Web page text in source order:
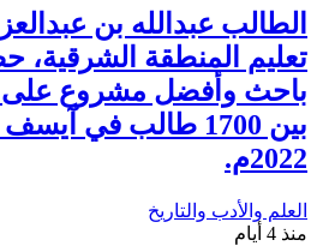
الطالب عبدالله بن
تعليم المنطقة
باحث وأفضل مشروع على
بين 1700 طالب في
2022م.
العلم والأدب والتاريخ
منذ 4 أيام